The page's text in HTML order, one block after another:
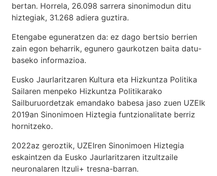
bertan. Horrela, 26.098 sarrera sinonimodun ditu
hiztegiak, 31.268 adiera guztira.
Etengabe eguneratzen da: ez dago bertsio berrien
zain egon beharrik, egunero gaurkotzen baita datu-
baseko informazioa.
Eusko Jaurlaritzaren Kultura eta Hizkuntza Politika
Sailaren menpeko Hizkuntza Politikarako
Sailburuordetzak emandako babesa jaso zuen UZEIk
2019an Sinonimoen Hiztegia funtzionalitate berriz
hornitzeko.
2022az geroztik, UZEIren Sinonimoen Hiztegia
eskaintzen da Eusko Jaurlaritzaren itzultzaile
neuronalaren Itzuli+ tresna-barran.